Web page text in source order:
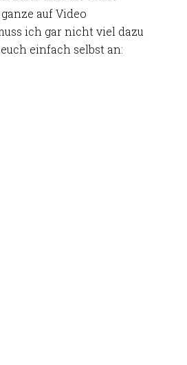
auf Video
ich gar nicht viel dazu
einfach selbst an: